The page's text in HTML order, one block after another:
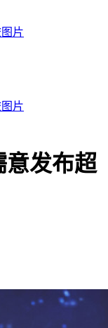
图片
图片
意发布超